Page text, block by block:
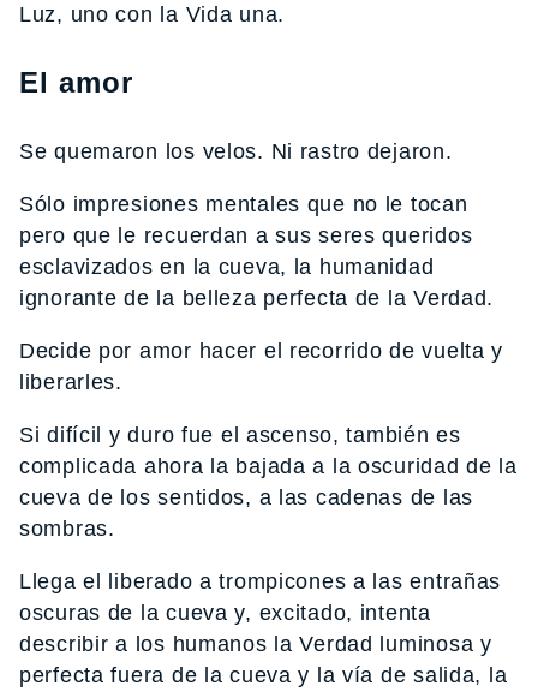
Luz, uno con la Vida una.
El amor
Se quemaron los velos. Ni rastro dejaron.
Sólo impresiones mentales que no le tocan
pero que le recuerdan a sus seres queridos
esclavizados en la cueva, la humanidad
ignorante de la belleza perfecta de la Verdad.
Decide por amor hacer el recorrido de vuelta y
liberarles.
Si difícil y duro fue el ascenso, también es
complicada ahora la bajada a la oscuridad de la
cueva de los sentidos, a las cadenas de las
sombras.
Llega el liberado a trompicones a las entrañas
oscuras de la cueva y, excitado, intenta
describir a los humanos la Verdad luminosa y
perfecta fuera de la cueva y la vía de salida, la